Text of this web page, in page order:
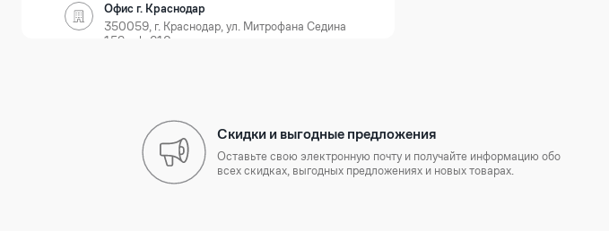
Офис г. Краснодар
350059, г. Краснодар, ул. Митрофана Седина
159, оф. 610
Нижегородская область
Офис г. Нижний Новгород
Скидки и выгодные предложения
Оставьте свою электронную почту и получайте информацию обо
всех скидках, выгодных предложениях и новых товарах.